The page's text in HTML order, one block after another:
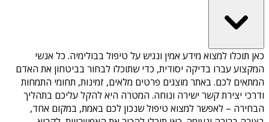
כאן תוכלו למצוא מידע אמין ונגיש על טיפול בבולימיה. כל אנשי
המקצוע עברו בדיקה יסודית, כדי שתוכלו לבחור בביטחון את האדם
המתאים לכם. באתר מוצגים פרטים מלאים, זמינות, תחומי התמחות
ודרכי יצירת קשר ישירה ונוחה. המטרה היא להקל עליכם בתהליך
הבחירה – לאפשר למצוא טיפול שנכון לכם באמת, במקום אחד,